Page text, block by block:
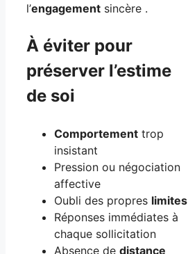
l’engagement sincère .
À éviter pour
préserver l’estime
de soi
Comportement trop
insistant
Pression ou négociation
affective
Oubli des propres limites
Réponses immédiates à
chaque sollicitation
Absence de distance